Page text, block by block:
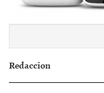
Redaccion